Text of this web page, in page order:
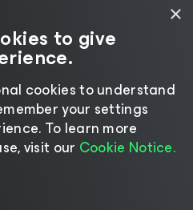
| Uwaga dotycząca
na temat plików cookie
|
| Zasoby dla dostawców
język
×
to give
cookies to understand
your settings
​To learn more
visit our Cookie Notice.